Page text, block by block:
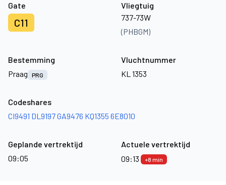
Gate
C11
Vliegtuig
737-73W
(PHBGM)
Bestemming
Praag
PRG
Vluchtnummer
KL 1353
Codeshares
CI9491 DL9197GA9476 KQ1355 6E8010
Geplande vertrektijd
09:05
Actuele vertrektijd
09:13
+8 min